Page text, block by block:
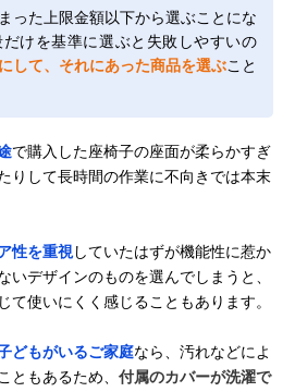
った上限金額以下から選ぶことにな
けを基準に選ぶと失敗しやすいの
して、それにあった商品を選ぶこと
で購入した座椅子の座面が柔らかすぎ
りして長時間の作業に不向きでは本末
性を重視していたはずが機能性に惹か
いデザインのものを選んでしまうと、
て使いにくく感じることもあります。
どもがいるご家庭なら、汚れなどによ
ともあるため、 付属のカバーが洗濯で